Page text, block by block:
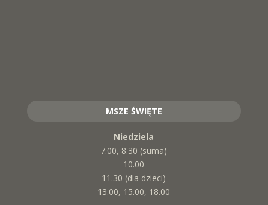
MSZE ŚWIĘTE
Niedziela
7.00, 8.30 (suma)
10.00
11.30 (dla dzieci)
13.00, 15.00, 18.00